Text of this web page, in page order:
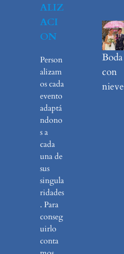
ALIZ
ACI
ON
Person
alizam
os cada
evento
adaptá
ndono
s a
cada
una de
sus
singula
ridades
. Para
conseg
uirlo
conta
Boda
con
nieve